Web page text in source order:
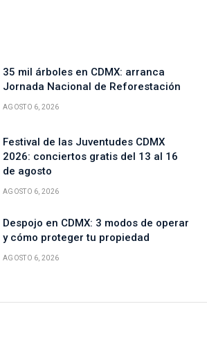
35 mil árboles en CDMX: arranca
Jornada Nacional de Reforestación
AGOSTO 6, 2026
Festival de las Juventudes CDMX
2026: conciertos gratis del 13 al 16
de agosto
AGOSTO 6, 2026
Despojo en CDMX: 3 modos de operar
y cómo proteger tu propiedad
AGOSTO 6, 2026